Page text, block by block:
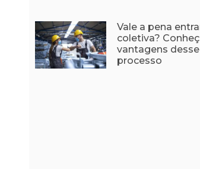
Vale a pena
coletiva?
vantagens
processo